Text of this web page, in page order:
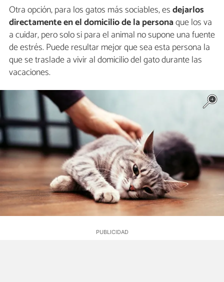
Otra opción, para los gatos más sociables, esdejarlos
directamente en el domicilio de la personaque los va
a cuidar, pero solo si para el animal no supone una fuente
de estrés. Puede resultar mejor que sea esta persona la
que se traslade a vivir al domicilio del gato durante las
vacaciones.